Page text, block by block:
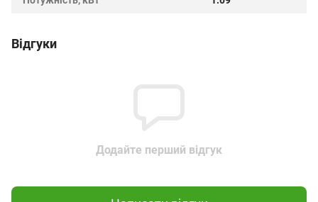
Відгуки
Додайте перший відгук